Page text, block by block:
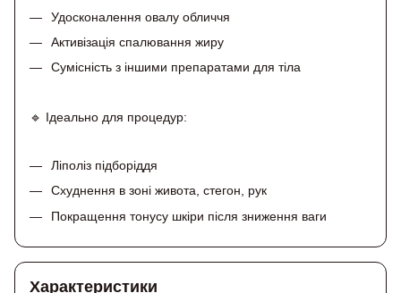
Удосконалення овалу обличчя
Активізація спалювання жиру
Сумісність з іншими препаратами для тіла
🔹 Ідеально для процедур:
Ліполіз підборіддя
Схуднення в зоні живота, стегон, рук
Покращення тонусу шкіри після зниження ваги
Характеристики